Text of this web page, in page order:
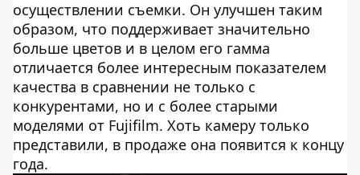
осуществлении съемки. Он улучшен таким
образом, что поддерживает значительно
больше цветов и в целом его гамма
отличается более интересным показателем
качества в сравнении не только с
конкурентами, но и с более старыми
моделями от Fujifilm. Хоть камеру только
представили, в продаже она появится к концу
года.